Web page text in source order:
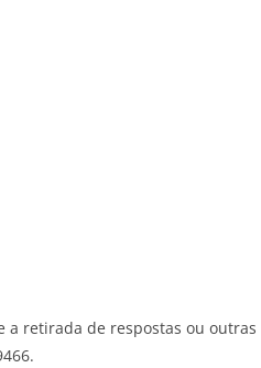
a retirada de respostas ou outras